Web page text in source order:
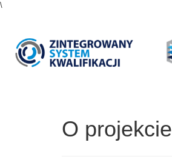
\
O projekcie